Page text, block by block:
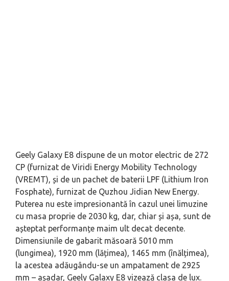
Geely Galaxy E8 dispune de un motor electric de 272
CP (furnizat de Viridi Energy Mobility Technology
(VREMT), și de un pachet de baterii LPF (Lithium Iron
Fosphate), furnizat de Quzhou Jidian New Energy.
Puterea nu este impresionantă în cazul unei limuzine
cu masa proprie de 2030 kg, dar, chiar și așa, sunt de
așteptat performanțe maim ult decat decente.
Dimensiunile de gabarit măsoară 5010 mm
(lungimea), 1920 mm (lățimea), 1465 mm (înălțimea),
la acestea adăugându-se un ampatament de 2925
mm – așadar, Geely Galaxy E8 vizează clasa de lux.